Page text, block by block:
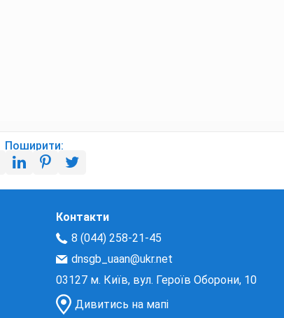
Поширити:
Контакти
8 (044) 258-21-45
dnsgb_uaan@ukr.net
03127 м. Київ, вул. Героїв Оборони, 10
Дивитись на мапі